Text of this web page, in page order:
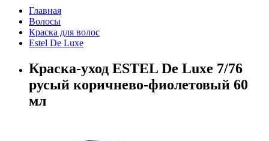
Главная
Волосы
Краска для волос
Estel De Luxe
Краска-уход ESTEL De Luxe 7/76
русый коричнево-фиолетовый 60
мл